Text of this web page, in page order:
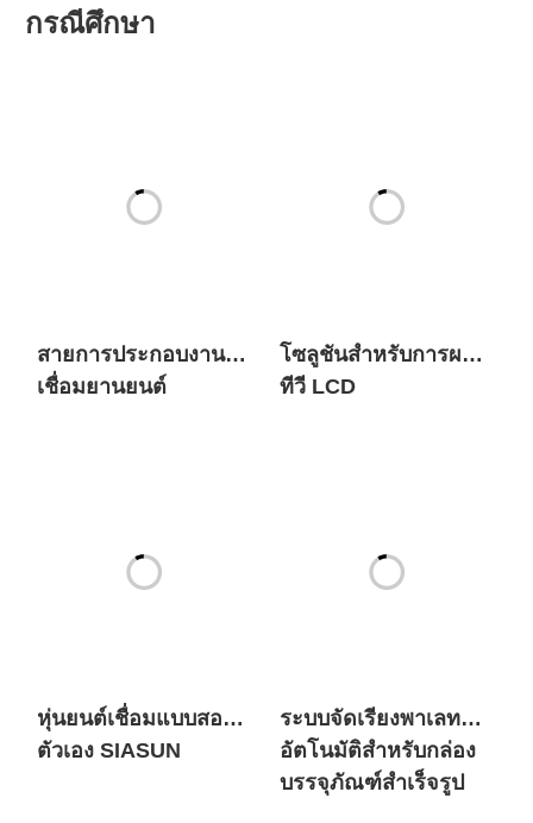
กรณีศึกษา
สายการประกอบงาน
เชื่อมยานยนต์
โซลูชันสำหรับการผลิต
ทีวี LCD
หุ่นยนต์เชื่อมแบบสอน
ตัวเอง SIASUN
ระบบจัดเรียงพาเลท
อัตโนมัติสำหรับกล่อง
บรรจุภัณฑ์สำเร็จรูป